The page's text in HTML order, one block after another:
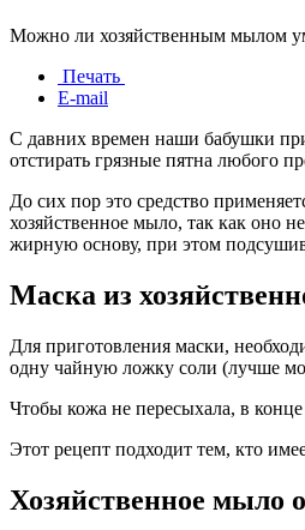
Можно ли хозяйственным мылом
Печать
E-mail
С давних времен наши бабушки
отстирать грязные пятна любого
До сих пор это средство
хозяйственное мыло, так как оно
жирную основу, при этом
Маска из
Для приготовления маски,
одну чайную ложку соли (лучше
Чтобы кожа не пересыхала, в
Этот рецепт подходит тем, кто
Хозяйственное мыло